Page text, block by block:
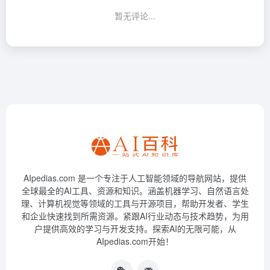
暂无评论...
AIpedias.com 是一个专注于人工智能领域的导航网站，提供
全球最全的AI工具、资源和知识。涵盖机器学习、自然语言处
理、计算机视觉等领域的工具与开源项目，帮助开发者、学生
和企业快速找到所需资源。紧跟AI行业动态与技术趋势，为用
户提供高效的学习与开发支持。探索AI的无限可能，从
AIpedias.com开始！